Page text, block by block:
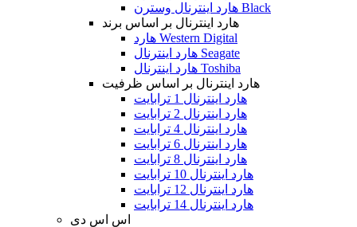
هارد اینترنال وسترن Black
هارد اینترنال بر اساس برند
هارد Western Digital
هارد اینترنال Seagate
هارد اینترنال Toshiba
هارد اینترنال بر اساس ظرفیت
هارد اینترنال 1 ترابایت
هارد اینترنال 2 ترابایت
هارد اینترنال 4 ترابایت
هارد اینترنال 6 ترابایت
هارد اینترنال 8 ترابایت
هارد اینترنال 10 ترابایت
هارد اینترنال 12 ترابایت
هارد اینترنال 14 ترابایت
اس اس دی